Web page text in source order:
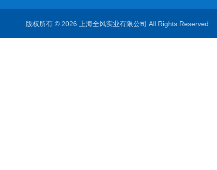
版权所有 © 2026 上海全风实业有限公司 All Rights